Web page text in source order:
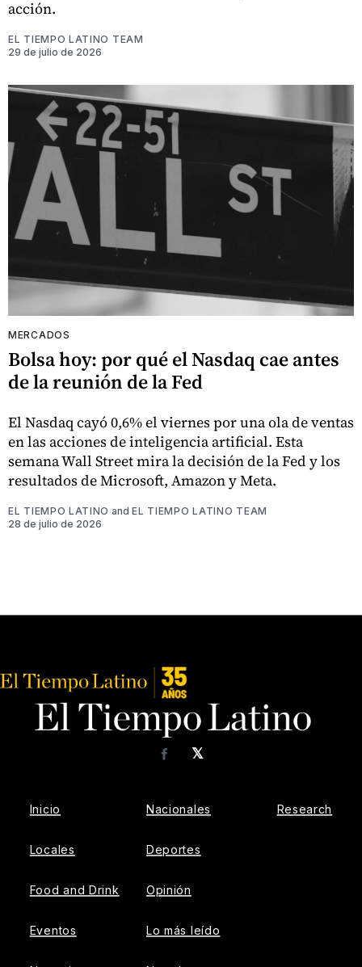
acción.
EL TIEMPO LATINO TEAM
29 de julio de 2026
MERCADOS
Bolsa hoy: por qué el Nasdaq cae antes
de la reunión de la Fed
El Nasdaq cayó 0,6% el viernes por una ola de ventas
en las acciones de inteligencia artificial. Esta
semana Wall Street mira la decisión de la Fed y los
resultados de Microsoft, Amazon y Meta.
EL TIEMPO LATINO andEL TIEMPO LATINO TEAM
28 de julio de 2026
𝕏
Facebook
Inicio
Locales
Food and Drink
Eventos
Nacionales
Deportes
Opinión
Lo más leído
Research